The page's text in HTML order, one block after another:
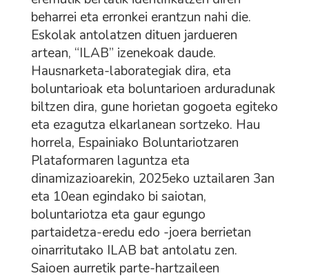
beharrei eta erronkei erantzun nahi die.
Eskolak antolatzen dituen jardueren
artean, “ILAB” izenekoak daude.
Hausnarketa-laborategiak dira, eta
boluntarioak eta boluntarioen arduradunak
biltzen dira, gune horietan gogoeta egiteko
eta ezagutza elkarlanean sortzeko. Hau
horrela, Espainiako Boluntariotzaren
Plataformaren laguntza eta
dinamizazioarekin, 2025eko uztailaren 3an
eta 10ean egindako bi saiotan,
boluntariotza eta gaur egungo
partaidetza-eredu edo -joera berrietan
oinarritutako ILAB bat antolatu zen.
Saioen aurretik parte-hartzaileen